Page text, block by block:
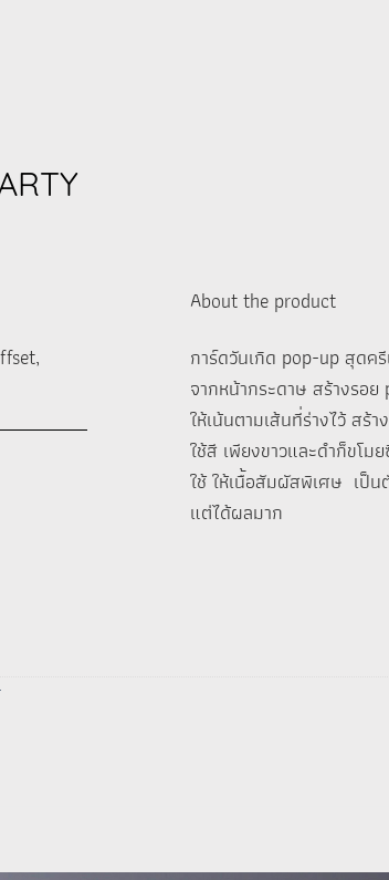
About the product
การ์ดวันเกิด pop-up สุดค
จากหน้ากระดาษ สร้างรอ
ให้เน้นตามเส้นที่ร่างไว้ สร้
ใช้สี เพียงขาวและดำก็ขโ
ใช้ ให้เนื้อสัมผัสพิเศษ เป็น
แต่ได้ผลมาก